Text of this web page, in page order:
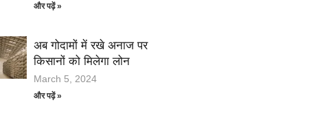
और पढ़ें »
अब गोदामों में रखे अनाज पर
किसानों को मिलेगा लोन
March 5, 2024
और पढ़ें »